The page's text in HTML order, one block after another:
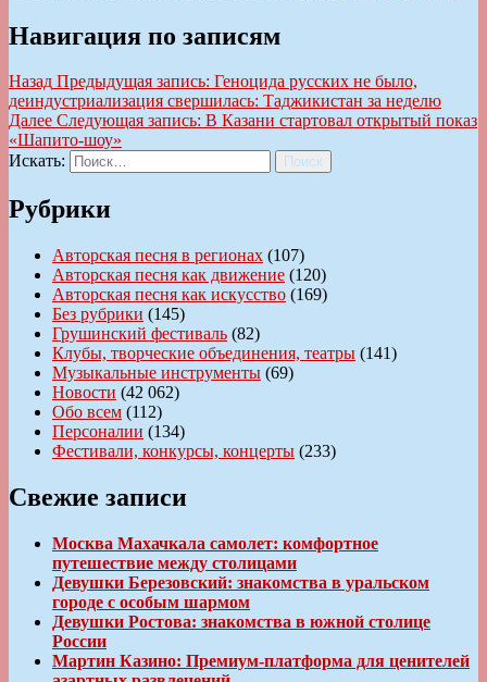
Навигация по записям
Назад Предыдущая запись: Геноцида русских не было,
деиндустриализация свершилась: Таджикистан за неделю
Далее Следующая запись: В Казани стартовал открытый показ
«Шапито-шоу»
Искать:
Поиск
Рубрики
Авторская песня в регионах (107)
Авторская песня как движение (120)
Авторская песня как искусство (169)
Без рубрики (145)
Грушинский фестиваль (82)
Клубы, творческие объединения, театры (141)
Музыкальные инструменты (69)
Новости (42 062)
Обо всем (112)
Персоналии (134)
Фестивали, конкурсы, концерты (233)
Свежие записи
Москва Махачкала самолет: комфортное
путешествие между столицами
Девушки Березовский: знакомства в уральском
городе с особым шармом
Девушки Ростова: знакомства в южной столице
России
Мартин Казино: Премиум-платформа для ценителей